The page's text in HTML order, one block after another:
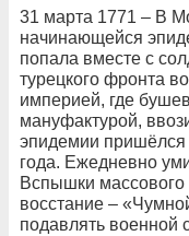
31 марта 1771 – В
начинающейся
попала вместе с
турецкого фронта
империей, где
мануфактурой,
эпидемии пришёлся
года. Ежедневно
Вспышки
восстание –
подавлять военной